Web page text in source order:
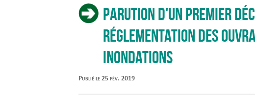
Parution d'un premier
réglementation des
inondations
Publié le 25 fév. 2019